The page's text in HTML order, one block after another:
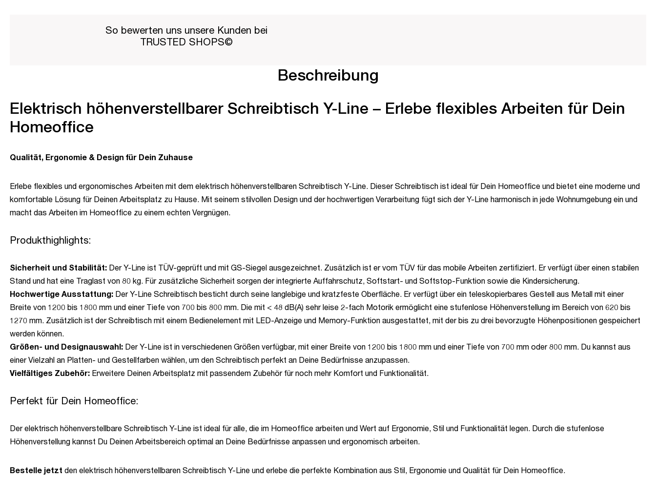
So bewerten uns unsere Kunden bei
TRUSTED SHOPS©
Beschreibung
Elektrisch höhenverstellbarer Schreibtisch Y-Line – Erlebe flexibles Arbeiten für Dein
Homeoffice
Qualität, Ergonomie & Design für Dein Zuhause
Erlebe flexibles und ergonomisches Arbeiten mit dem elektrisch höhenverstellbaren Schreibtisch Y-Line. Dieser Schreibtisch ist ideal für Dein Homeoffice und bietet eine moderne und
komfortable Lösung für Deinen Arbeitsplatz zu Hause. Mit seinem stilvollen Design und der hochwertigen Verarbeitung fügt sich der Y-Line harmonisch in jede Wohnumgebung ein und
macht das Arbeiten im Homeoffice zu einem echten Vergnügen.
Produkthighlights:
Sicherheit und Stabilität: Der Y-Line ist TÜV-geprüft und mit GS-Siegel ausgezeichnet. Zusätzlich ist er vom TÜV für das mobile Arbeiten zertifiziert. Er verfügt über einen stabilen
Stand und hat eine Traglast von 80 kg. Für zusätzliche Sicherheit sorgen der integrierte Auffahrschutz, Softstart- und Softstop-Funktion sowie die Kindersicherung.
Hochwertige Ausstattung: Der Y-Line Schreibtisch besticht durch seine langlebige und kratzfeste Oberfläche. Er verfügt über ein teleskopierbares Gestell aus Metall mit einer
Breite von 1200 bis 1800 mm und einer Tiefe von 700 bis 800 mm. Die mit < 48 dB(A) sehr leise 2-fach Motorik ermöglicht eine stufenlose Höhenverstellung im Bereich von 620 bis
1270 mm. Zusätzlich ist der Schreibtisch mit einem Bedienelement mit LED-Anzeige und Memory-Funktion ausgestattet, mit der bis zu drei bevorzugte Höhenpositionen gespeichert
werden können.
Größen- und Designauswahl: Der Y-Line ist in verschiedenen Größen verfügbar, mit einer Breite von 1200 bis 1800 mm und einer Tiefe von 700 mm oder 800 mm. Du kannst aus
einer Vielzahl an Platten- und Gestellfarben wählen, um den Schreibtisch perfekt an Deine Bedürfnisse anzupassen.
Vielfältiges Zubehör: Erweitere Deinen Arbeitsplatz mit passendem Zubehör für noch mehr Komfort und Funktionalität.
Perfekt für Dein Homeoffice:
Der elektrisch höhenverstellbare Schreibtisch Y-Line ist ideal für alle, die im Homeoffice arbeiten und Wert auf Ergonomie, Stil und Funktionalität legen. Durch die stufenlose
Höhenverstellung kannst Du Deinen Arbeitsbereich optimal an Deine Bedürfnisse anpassen und ergonomisch arbeiten.
Bestelle jetzt den elektrisch höhenverstellbaren Schreibtisch Y-Line und erlebe die perfekte Kombination aus Stil, Ergonomie und Qualität für Dein Homeoffice.